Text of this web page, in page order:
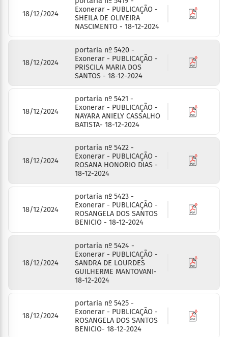
18/12/2024
Exonerar - PUBLICAÇÃO -
SHEILA DE OLIVEIRA
NASCIMENTO - 18-12-2024
18/12/2024
portaria nº 5420 -
Exonerar - PUBLICAÇÃO -
PRISCILA MARIA DOS
SANTOS - 18-12-2024
18/12/2024
portaria nº 5421 -
Exonerar - PUBLICAÇÃO -
NAYARA ANIELY CASSALHO
BATISTA- 18-12-2024
18/12/2024
portaria nº 5422 -
Exonerar - PUBLICAÇÃO -
ROSANA HONORIO DIAS -
18-12-2024
18/12/2024
portaria nº 5423 -
Exonerar - PUBLICAÇÃO -
ROSANGELA DOS SANTOS
BENICIO - 18-12-2024
18/12/2024
portaria nº 5424 -
Exonerar - PUBLICAÇÃO -
SANDRA DE LOURDES
GUILHERME MANTOVANI-
18-12-2024
18/12/2024
portaria nº 5425 -
Exonerar - PUBLICAÇÃO -
ROSANGELA DOS SANTOS
BENICIO- 18-12-2024